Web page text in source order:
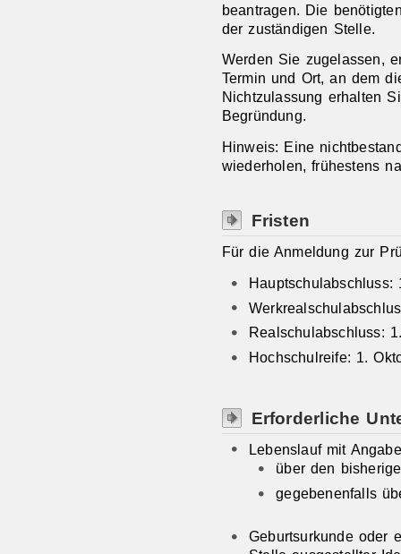
beantragen. Die
der zuständigen Stelle.
Werden Sie zugelassen,
Termin und Ort, an dem
Nichtzulassung erhalten
Begründung.
Hinweis: Eine
wiederholen, frühestens
Fristen
Für die Anmeldung zur
Hauptschulabschluss:
Realschulabschluss:
Hochschulreife: 1.
Erforderliche
Lebenslauf mit
über den
gegebenenfalls
Geburtsurkunde oder